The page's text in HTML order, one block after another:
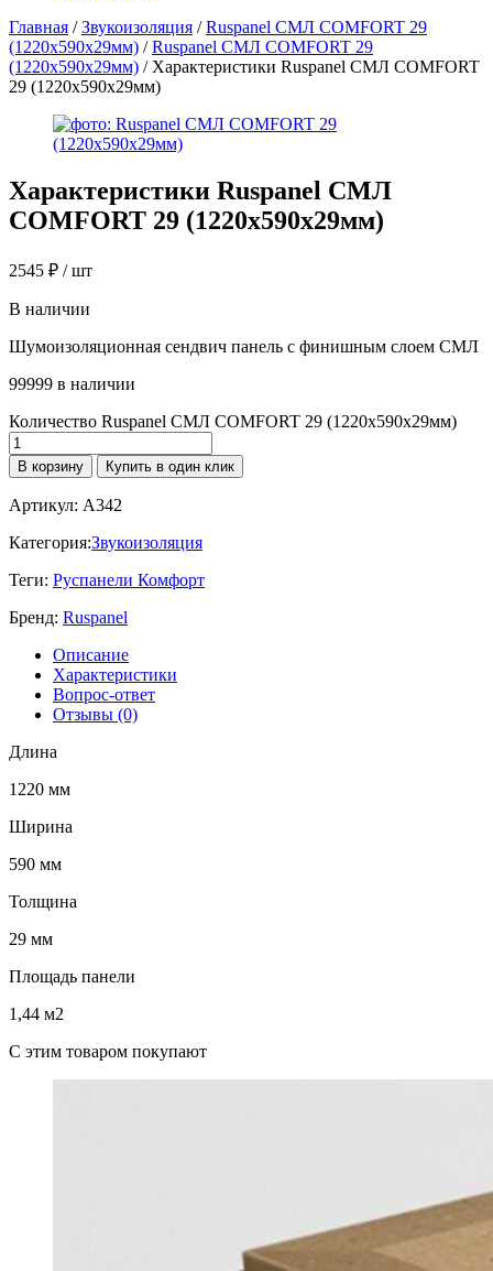
Главная /Звукоизоляция /Ruspanel СМЛ COMFORT 29
(1220х590х29мм) /Ruspanel СМЛ COMFORT 29
(1220х590х29мм) / Характеристики Ruspanel СМЛ COMFORT
29 (1220х590х29мм)
Характеристики Ruspanel СМЛ
COMFORT 29 (1220х590х29мм)
2545 ₽ / шт
В наличии
Шумоизоляционная сендвич панель с финишным слоем СМЛ
99999 в наличии
Количество Ruspanel СМЛ COMFORT 29 (1220х590х29мм)
В корзину Купить в один клик
Артикул: A342
Категория:Звукоизоляция
Теги: Руспанели Комфорт
Бренд: Ruspanel
Описание
Характеристики
Вопрос-ответ
Отзывы (0)
Длина
1220 мм
Ширина
590 мм
Толщина
29 мм
Площадь панели
1,44 м2
C этим товаром покупают